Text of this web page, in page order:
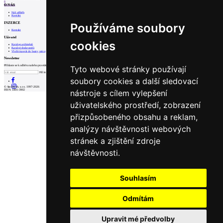
Používáme soubory
cookies
Tyto webové stránky používají
soubory cookies a další sledovací
nástroje s cílem vylepšení
uživatelského prostředí, zobrazení
přizpůsobeného obsahu a reklam,
analýzy návštěvnosti webových
stránek a zjištění zdroje
návštěvnosti.
Souhlasím
Odmítám
Upravit mé předvolby
6
PrevNext
O NÁS
Náš příběh
Kontakt
INZERCE
Kontakt
Uživatel
Katalog architektů
Katalog dodavatelů
Vložit inzerát do burzy práce
Newsletter
Přihlaste se k odběru našeho pravidelného týdenního newsletteru:
Fill in „nospam“
© Archiweb, s.r.o. 1997-2026
ISSN: 1801-3902